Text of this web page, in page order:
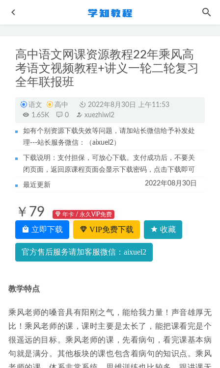
高中语文网课资源教程22年乘风高
考语文视频教程+讲义一轮二轮复习
全年联报班
语文 高中
2022年8月30日 上午11:53
1.65K
0 xuezhiwl2
如有个别资源下载失效等问题，请加站长微信给予补发处
理---站长服务微信：（aixuel2）
下载说明：支付担保，可放心下载。支付成功后，不要关
闭页面，返回原课程页面会显示下载密码，点击下载即可
最近更新 2022年08月30日
￥79 年卡 / 永久VIP免费
立即下载 VIP免费下载 收藏
官方售后服务请加客服微信：aixuel2
教学特点
乘风老师的嗓音具有阳刚之气，能给我力量！声音雄厚无
比！乘风老师的课，课时主要是太长了，能把课看完是个
很遥远的目标。乘风老师的课，先看病句，看完课基本病
句就是满分。其他板块的课也包含着病句的知识点。乘风
作业帮2023刘聪高二语文a+春季班课程+讲义笔记
26
作业帮2023田夏林高二数学a+网课教程+讲义（暑假班+秋季
班） 2023-03-27
邵轶辰2024高三历史一二三轮复习全年班网课教程 2024-08-
29
【全国卷-文数篇】 2022-12-30
作业帮2023张亚柔高三语文a寒春班23年高考语文二三轮复
习课程
2023-06-21